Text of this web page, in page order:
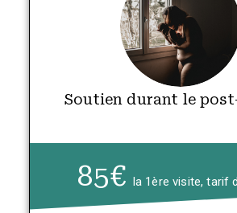
Soutien durant le
85€ la 1ère visite, tarif